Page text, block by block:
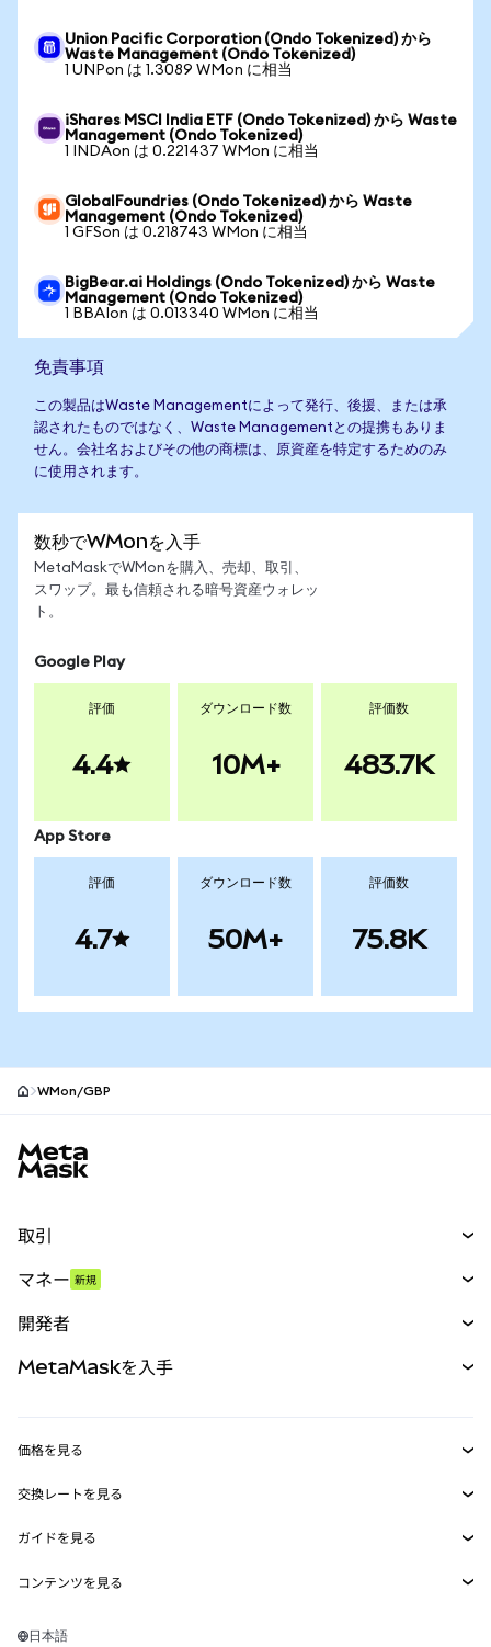
Union Pacific Corporation (Ondo Tokenized) から
Waste Management (Ondo Tokenized)
1 UNPon は 1.3089 WMon に相当
iShares MSCI India ETF (Ondo Tokenized) から Waste
Management (Ondo Tokenized)
1 INDAon は 0.221437 WMon に相当
GlobalFoundries (Ondo Tokenized) から Waste
Management (Ondo Tokenized)
1 GFSon は 0.218743 WMon に相当
BigBear.ai Holdings (Ondo Tokenized) から Waste
Management (Ondo Tokenized)
1 BBAIon は 0.013340 WMon に相当
免責事項
この製品はWaste Managementによって発行、後援、または承
認されたものではなく、Waste Managementとの提携もありま
せん。会社名およびその他の商標は、原資産を特定するためのみ
に使用されます。
数秒でWMonを入手
MetaMaskでWMonを購入、売却、取引、
スワップ。最も信頼される暗号資産ウォレッ
ト。
Google Play
評価
4.4
ダウンロード数
10M+
評価数
483.7K
App Store
評価
4.7
ダウンロード数
50M+
評価数
75.8K
WMon/GBP
取引
パーペチュアル
RWA
マネー 新規
開発者
MetaMask Connect
Snaps
Web3サービス
MetaMaskを入手
セキュリティ
サポート
キャリア
価格を見る
イーサリアムの価格
Solanaの価格
Tetherの価格
交換レートを見る
ETH→USD
USDT→INR
ガイドを見る
ETHの購入
コンテンツを見る
Solanaウォレット
日本語